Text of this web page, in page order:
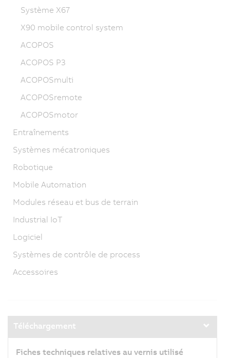
Système X67
X90 mobile control system
ACOPOS
ACOPOS P3
ACOPOSmulti
ACOPOSremote
ACOPOSmotor
Entraînements
Systèmes mécatroniques
Robotique
Mobile Automation
Modules réseau et bus de terrain
Industrial IoT
Logiciel
Systèmes de contrôle de process
Accessoires
Téléchargement
Fiches techniques relatives au vernis utilisé